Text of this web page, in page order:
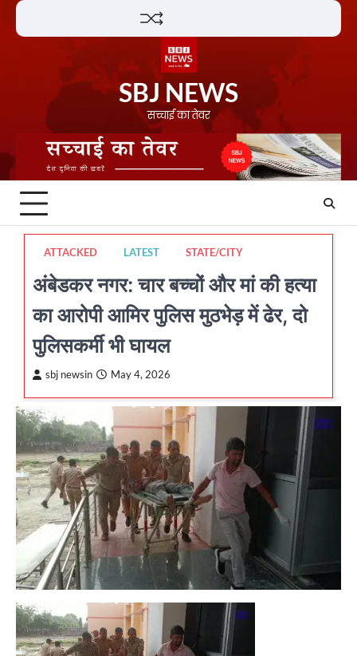
Skip
SBJ NEWS
सच्चाई का तेवर
ATTACKED LATEST STATE/CITY
अंबेडकर नगर: चार बच्चों और मां की हत्या
का आरोपी आमिर पुलिस मुठभेड़ में ढेर, दो
पुलिसकर्मी भी घायल
sbj newsin May 4, 2026